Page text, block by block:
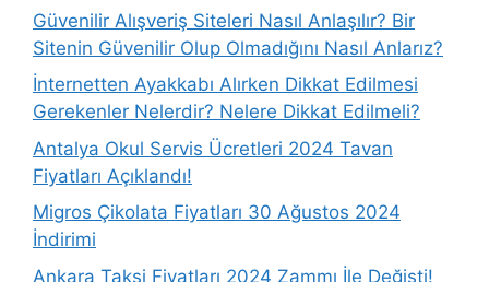
Güvenilir Alışveriş Siteleri Nasıl Anlaşılır? Bir
Sitenin Güvenilir Olup Olmadığını Nasıl Anlarız?
İnternetten Ayakkabı Alırken Dikkat Edilmesi
Gerekenler Nelerdir? Nelere Dikkat Edilmeli?
Antalya Okul Servis Ücretleri 2024 Tavan
Fiyatları Açıklandı!
Migros Çikolata Fiyatları 30 Ağustos 2024
İndirimi
Ankara Taksi Fiyatları 2024 Zammı İle Değişti!